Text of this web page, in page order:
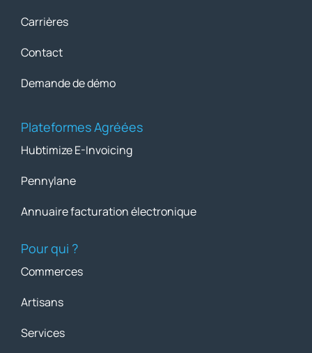
Carrières
Contact
Demande de démo
Plateformes Agréées
Hubtimize E-Invoicing
Pennylane
Annuaire facturation électronique
Pour qui ?
Commerces
Artisans
Services